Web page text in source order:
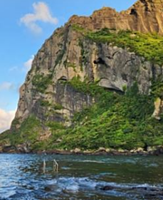
長役
月-2010年3月）
、フジテレビ)
年10月-12月）